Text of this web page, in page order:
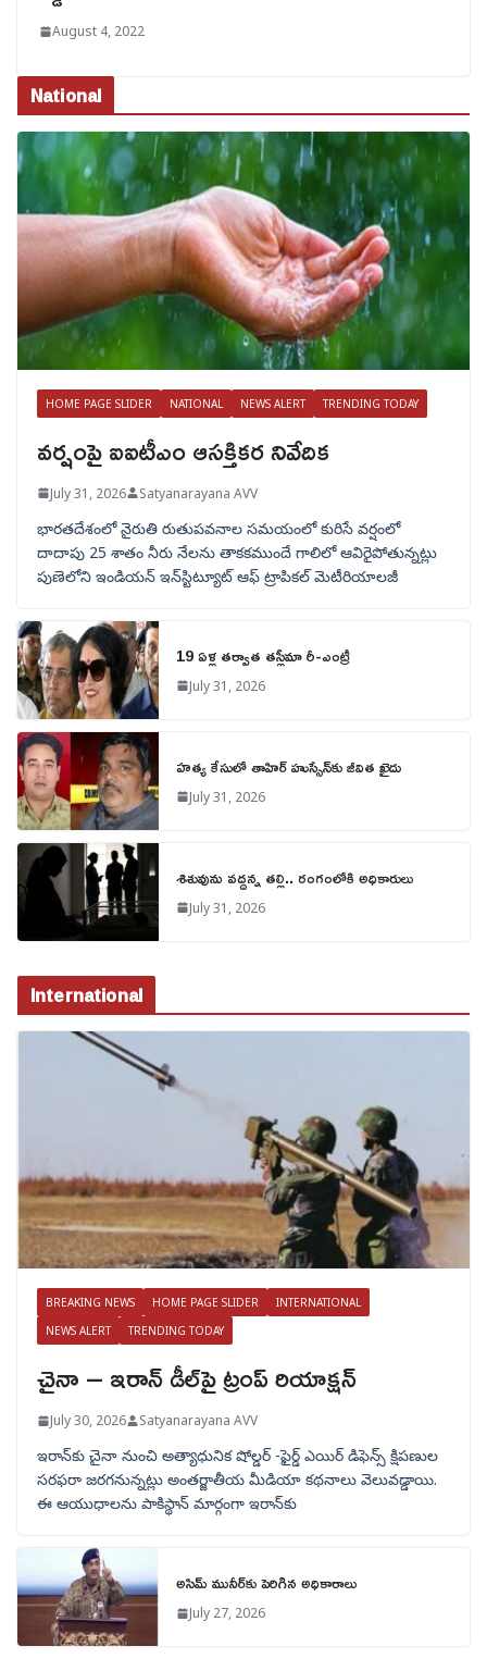
August 4, 2022
National
HOME PAGE SLIDER NATIONAL NEWS ALERT TRENDING TODAY
వర్షంపై ఐఐటీఎం ఆసక్తికర నివేదిక
July 31, 2026 Satyanarayana AVV
భారతదేశంలో నైరుతి రుతుపవనాల సమయంలో కురిసే వర్షంలో
దాదాపు 25 శాతం నీరు నేలను తాకకముందే గాలిలో ఆవిరైపోతున్నట్లు
పుణెలోని ఇండియన్ ఇన్‌స్టిట్యూట్ ఆఫ్ ట్రాపికల్ మెటీరియాలజీ
19 ఏళ్ల తర్వాత తస్లీమా రీ-ఎంట్రీ
July 31, 2026
హత్య కేసులో తాహిర్ హుస్సేన్‌కు జీవిత ఖైదు
July 31, 2026
శిశువును వద్దన్న తల్లి.. రంగంలోకి అధికారులు
July 31, 2026
International
BREAKING NEWS HOME PAGE SLIDER
INTERNATIONAL
NEWS ALERT
TRENDING TODAY
చైనా – ఇరాన్ డీల్‌పై ట్రంప్ రియాక్షన్
July 30, 2026 Satyanarayana AVV
ఇరాన్‌కు చైనా నుంచి అత్యాధునిక షోల్డర్‌ -ఫైర్డ్ ఎయిర్ డిఫెన్స్ క్షిపణుల
సరఫరా జరగనున్నట్లు అంతర్జాతీయ మీడియా కథనాలు వెలువడ్డాయి.
ఈ ఆయుధాలను పాకిస్థాన్‌ మార్గంగా ఇరాన్‌కు
అసిమ్ మునీర్‌కు పెరిగిన అధికారాలు
July 27, 2026